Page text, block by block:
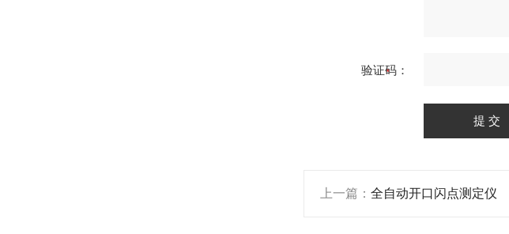
验证码：
上一篇： 全自动开口闪点测定仪